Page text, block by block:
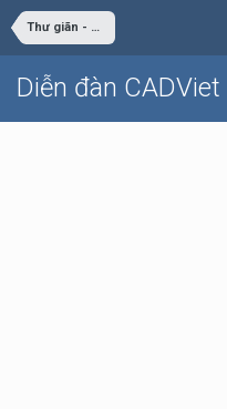
Thư giãn - giải trí
Diễn đàn CADViet